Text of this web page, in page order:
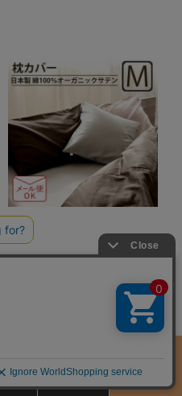
まるでシルク。ファーストクラスの
枕カバー
Mサイズ
イド カート